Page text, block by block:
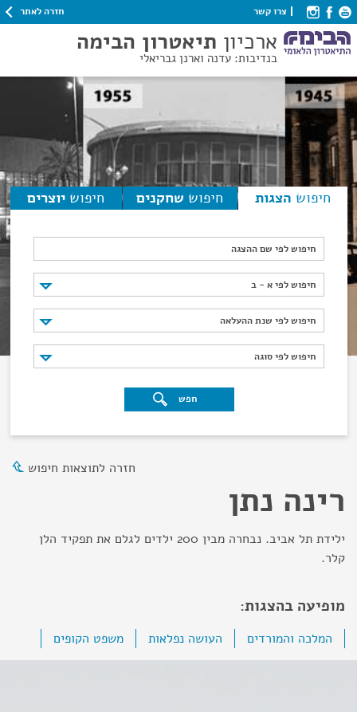
צרו קשר חזרה לאתר
ארכיון תיאטרון הבימה
בנדיבות: עדנה וארנן גבריאלי
חיפוש הצגות חיפוש שחקנים חיפוש יוצרים
חיפוש לפי שם ההצגה
חיפוש לפי א - ב
חיפוש לפי א - ב
חיפוש לפי שנת ההעלאה
חיפוש לפי שנת ההעלאה
חיפוש לפי סוגה
חיפוש לפי סוגה
חפש
חזרה לתוצאות חיפוש
רינה נתן
ילידת תל אביב. נבחרה מבין 200 ילדים לגלם את תפקיד הלן
קלר.
מופיעה בהצגות:
המלכה והמורדים העושה נפלאות משפט הקופים